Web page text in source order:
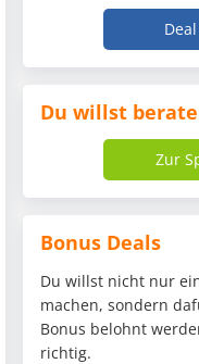
Du willst
Zur
Bonus Deals
Du willst nicht nur
machen, sondern
Bonus belohnt
richtig.